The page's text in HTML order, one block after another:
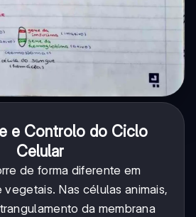
e Controlo do Ciclo
Celular
de forma diferente em
vegetais. Nas células animais,
da membrana